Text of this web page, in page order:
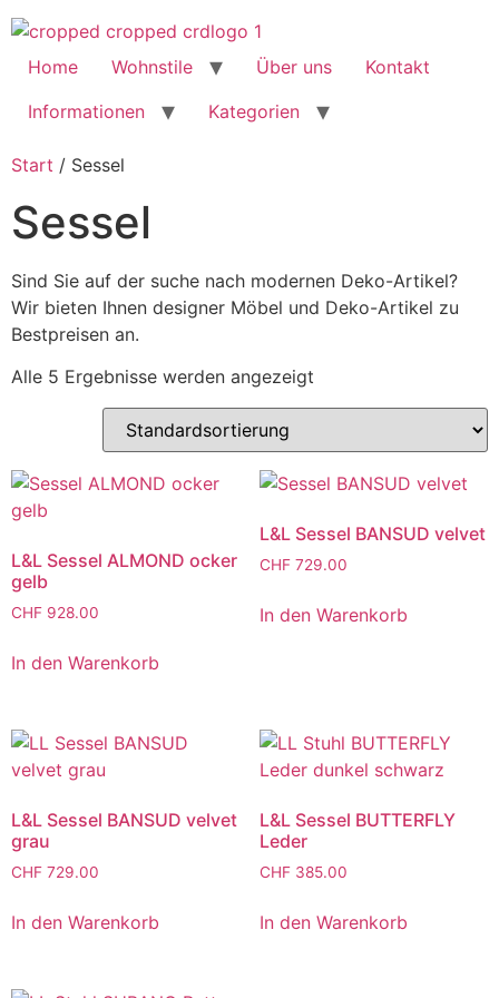
Home Wohnstile Über uns
Kontakt
Informationen
Kategorien
Start / Sessel
Sessel
Sind Sie auf der suche nach modernen Deko-Artikel?
Wir bieten Ihnen designer Möbel und Deko-Artikel zu
Bestpreisen an.
Alle 5 Ergebnisse werden angezeigt
L&L Sessel ALMOND ocker
gelb
CHF 928.00
In den Warenkorb
L&L Sessel BANSUD velvet
CHF729.00
In den Warenkorb
L&L Sessel BANSUD velvet
grau
CHF 729.00
In den Warenkorb
L&L Sessel BUTTERFLY
Leder
CHF385.00
In den Warenkorb